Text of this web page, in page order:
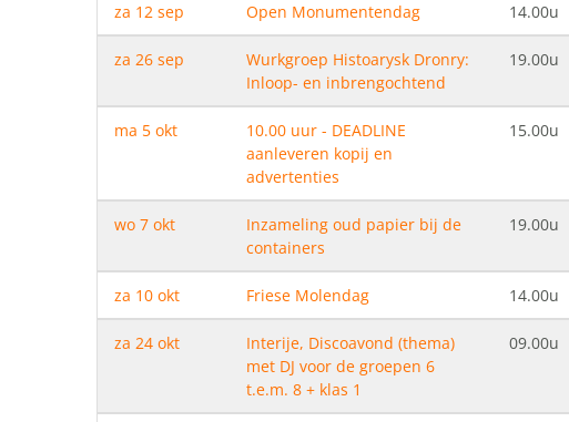
za 12 sep Open Monumentendag 14.00u
za 26 sep
Wurkgroep Histoarysk Dronry:
Inloop- en inbrengochtend
19.00u
ma 5 okt
10.00 uur - DEADLINE
aanleveren kopij en
advertenties
15.00u
wo 7 okt
Inzameling oud papier bij de
containers
19.00u
za 10 okt Friese Molendag 14.00u
za 24 okt
Interije, Discoavond (thema)
met DJ voor de groepen 6
t.e.m. 8 + klas 1
09.00u